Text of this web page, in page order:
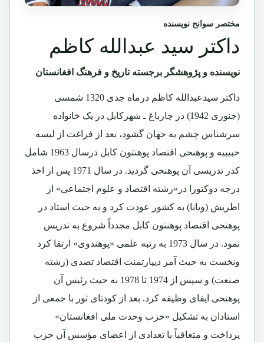
مختصر سوانح نویسنده
داکتر سید عبدالله کاظم
نویسنده و پژوهشگر برجسته تاریخ و فرهنگ افغانستان
داکتر سیدعبدالله کاظم درماه جدی 1320 شمسی
(جنوری 1942) در چارباغ ـ شهرکابل در یک خانواده
سرشناس چشم به جهان گشود، بعد از فراغت از لیسه
حبیبیه و پوهنحی اقتصاد پوهنتون کابل درسال 1963 شامل
کدر تدریسی آن پوهنحی گردید. در سال 1971 پس از اخذ
درجه دوکتورا در«رشته اقتصاد و علوم اجتماعی» از
اطریش (ویانا) به کشور عودت کرد و به حیث استاد در
پوهنحی اقتصاد پوهنتون کابل مجدداً شروع به تدریس
نمود. در سال 1973 به رتبه علمی «پوهندوی» ارتقا کرد
ونخست به حیث آمر دیپارتمنت اقتصاد تصدی (رشته
صنعت) و سپس از 1974 تا 1978 به حیث رئیس آن
پوهنحی ایفای وظیفه کرد. بعد از کودتای ثور با جمعی از
استادان به تشکیل «حزب وحدت ملی افغانستان»
پرداخت و متعاقباً با تعدادی از اعضای مؤسس آن حزب